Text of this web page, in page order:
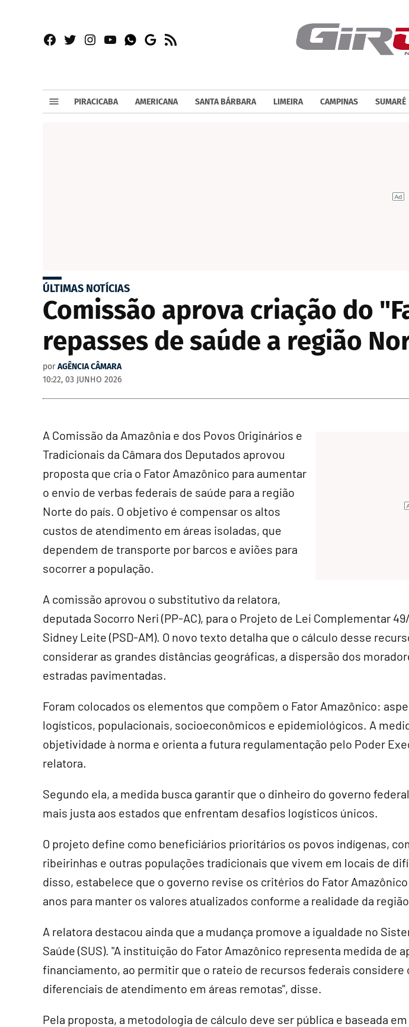
Facebook
TwitterInstagram
YouTubeWhatsapp
Google
RSS
PIRACICABA AMERICANA SANTA BÁRBARA LIMEIRA CAMPINAS SUMARÉ
ÚLTIMAS NOTÍCIAS
Comissão aprova criação do
repasses de saúde a região
por AGÊNCIA CÂMARA
10:22, 03 JUNHO 2026
A Comissão da Amazônia e dos Povos Originários e
Tradicionais da Câmara dos Deputados aprovou
proposta que cria o Fator Amazônico para aumentar
o envio de verbas federais de saúde para a região
Norte do país. O objetivo é compensar os altos
custos de atendimento em áreas isoladas, que
dependem de transporte por barcos e aviões para
socorrer a população.
A comissão aprovou o substitutivo da relatora,
deputada Socorro Neri (PP-AC), para o Projeto de Lei Complementar
Sidney Leite (PSD-AM). O novo texto detalha que o cálculo desse
considerar as grandes distâncias geográficas, a dispersão dos
estradas pavimentadas.
Foram colocados os elementos que compõem o Fator Amazônico:
logísticos, populacionais, socioeconômicos e epidemiológicos. A
objetividade à norma e orienta a futura regulamentação pelo Poder
relatora.
Segundo ela, a medida busca garantir que o dinheiro do governo
mais justa aos estados que enfrentam desafios logísticos únicos.
O projeto define como beneficiários prioritários os povos indígenas,
ribeirinhas e outras populações tradicionais que vivem em locais de
disso, estabelece que o governo revise os critérios do Fator
anos para manter os valores atualizados conforme a realidade da
A relatora destacou ainda que a mudança promove a igualdade no
Saúde (SUS). "A instituição do Fator Amazônico representa medida de
financiamento, ao permitir que o rateio de recursos federais considere
diferenciais de atendimento em áreas remotas", disse.
Pela proposta, a metodologia de cálculo deve ser pública e baseada